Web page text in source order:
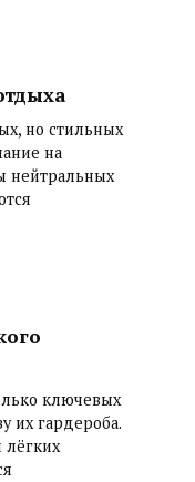
но стильных
на
нейтральных
ключевых
их гардероба.